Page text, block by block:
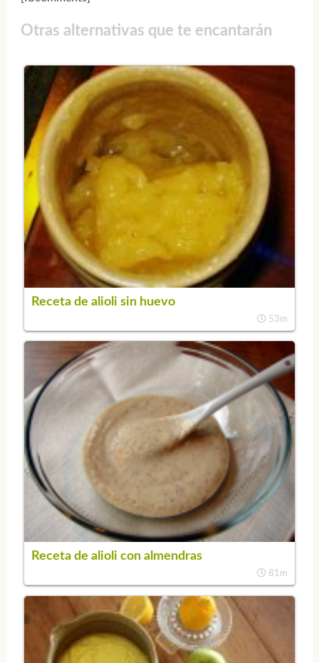
Otras alternativas que te encantarán
Receta de alioli sin huevo
53m
Receta de alioli con almendras
81m